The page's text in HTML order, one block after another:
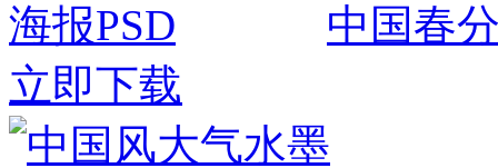
中国春
立即下载